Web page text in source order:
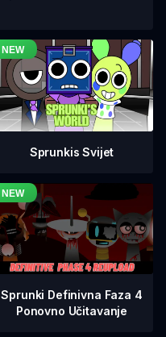
Sprunkis Svijet
Sprunki Definivna Faza 4
Ponovno Učitavanje